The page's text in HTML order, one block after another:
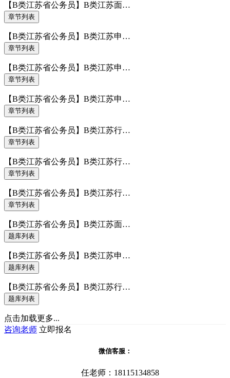
【B类江苏省公务员】B类江苏面…
章节列表
【B类江苏省公务员】B类江苏申…
章节列表
【B类江苏省公务员】B类江苏申…
章节列表
【B类江苏省公务员】B类江苏申…
章节列表
【B类江苏省公务员】B类江苏行…
章节列表
【B类江苏省公务员】B类江苏行…
章节列表
【B类江苏省公务员】B类江苏行…
章节列表
【B类江苏省公务员】B类江苏面…
题库列表
【B类江苏省公务员】B类江苏申…
题库列表
【B类江苏省公务员】B类江苏行…
题库列表
点击加载更多...
咨询老师 立即报名
微信客服：
任老师：18115134858